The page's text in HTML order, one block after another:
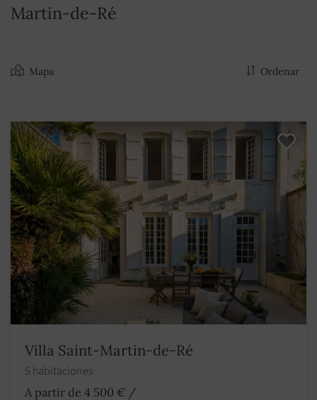
Martin-de-Ré
Mapa Ordenar
Villa Saint-Martin-de-Ré
5 habitaciones
A partir de 4 500 € /